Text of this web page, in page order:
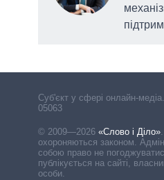
Cуб'єкт у сфері онлайн-
05063
© 2009—2026 «Слово і Діло».
охороняються законом.
собою право не
публікується на сайті,
особи.